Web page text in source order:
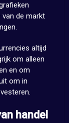
van de markt
altijd
om alleen
en om
om in
handel